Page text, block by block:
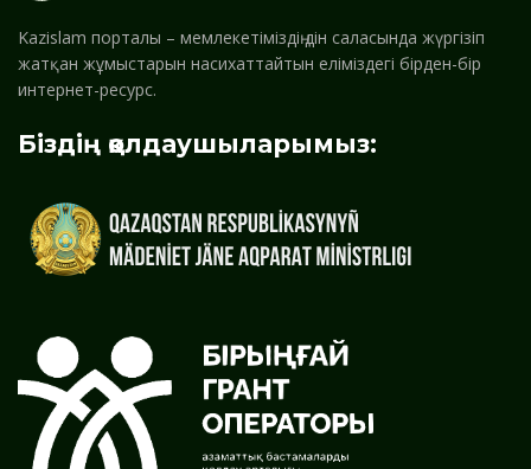
Kazislam порталы – мемлекетіміздің дін саласында жүргізіп
жатқан жұмыстарын насихаттайтын еліміздегі бірден-бір
интернет-ресурс.
Біздің қолдаушыларымыз: